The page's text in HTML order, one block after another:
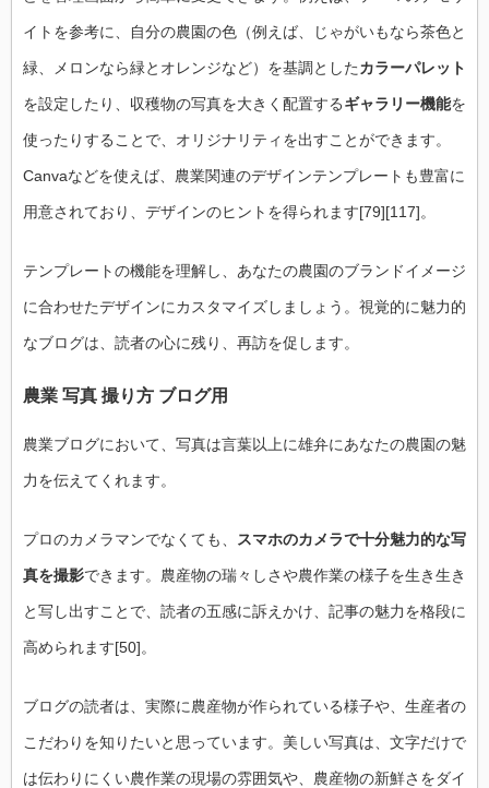
イトを参考に、自分の農園の色（例えば、じゃがいもなら茶色と
緑、メロンなら緑とオレンジなど）を基調としたカラーパレット
を設定したり、収穫物の写真を大きく配置するギャラリー機能を
使ったりすることで、オリジナリティを出すことができます。
Canvaなどを使えば、農業関連のデザインテンプレートも豊富に
用意されており、デザインのヒントを得られます[79][117]。
テンプレートの機能を理解し、あなたの農園のブランドイメージ
に合わせたデザインにカスタマイズしましょう。視覚的に魅力的
なブログは、読者の心に残り、再訪を促します。
農業 写真 撮り方 ブログ用
農業ブログにおいて、写真は言葉以上に雄弁にあなたの農園の魅
力を伝えてくれます。
プロのカメラマンでなくても、 スマホのカメラで十分魅力的な写
真を撮影できます。農産物の瑞々しさや農作業の様子を生き生き
と写し出すことで、読者の五感に訴えかけ、記事の魅力を格段に
高められます[50]。
ブログの読者は、実際に農産物が作られている様子や、生産者の
こだわりを知りたいと思っています。美しい写真は、文字だけで
は伝わりにくい農作業の現場の雰囲気や、農産物の新鮮さをダイ